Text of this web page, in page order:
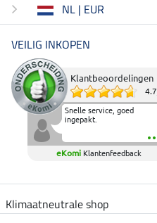
NL | EUR
VEILIG INKOPEN
Klantbeoordelingen
4.7
Snelle service, goed
ingepakt.
eKomi Klantenfeedback
Klimaatneutrale shop